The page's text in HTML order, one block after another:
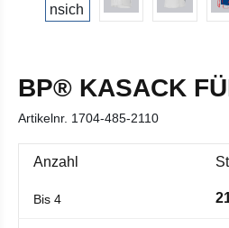
BP® KASACK
Artikelnr. 1704-485-2110
Anzahl
Bis 4